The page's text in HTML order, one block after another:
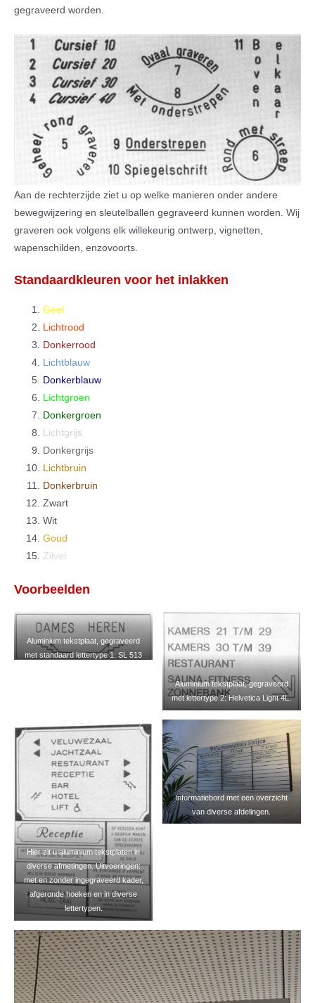
gegraveerd worden.
Aan de rechterzijde ziet u op welke manieren onder andere
bewegwijzering en sleutelballen gegraveerd kunnen worden. Wij
graveren ook volgens elk willekeurig ontwerp, vignetten,
wapenschilden, enzovoorts.
Standaardkleuren voor het inlakken
Geel
Lichtrood
Donkerrood
Lichtblauw
Donkerblauw
Lichtgroen
Donkergroen
Lichtgrijs
Donkergrijs
Lichtbruin
Donkerbruin
Zwart
Wit
Goud
Zilver
Voorbeelden
Aluminium tekstplaat, gegraveerd
met standaard lettertype 1: SL 513
Aluminium tekstplaat, gegraveerd
met lettertype 2: Helvetica Light 4L.
Hier zit u aluminium tekstplaten in
diverse afmetingen. Uitvoeringen:
met en zonder ingegraveerd kader,
afgeronde hoeken en in diverse
lettertypen.
Informatiebord met een overzicht
van diverse afdelingen.